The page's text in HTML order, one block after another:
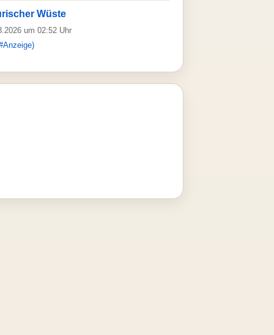
Wüste
um 02:52 Uhr